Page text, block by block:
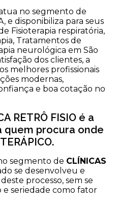
no segmento de
e disponibiliza para seus
Fisioterapia respiratória,
Tratamentos de
neurológica em São
dos clientes, a
melhores profissionais
modernas,
e boa cotação no
RETRÔ FISIO é a
quem procura onde
segmento de CLÍNICAS
se desenvolveu e
processo, sem se
e seriedade como fator